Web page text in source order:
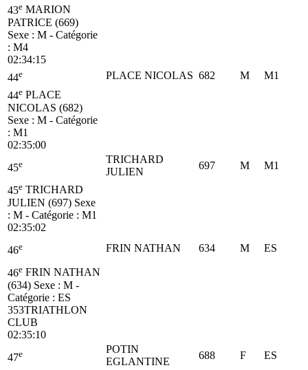
43e MARION
PATRICE (669)
Sexe : M - Catégorie
: M4
02:34:15
44e PLACE NICOLAS 682 M
M1
44e PLACE
NICOLAS (682)
Sexe : M - Catégorie
: M1
02:35:00
45e
TRICHARD
JULIEN
697 M M1
45e TRICHARD
JULIEN (697) Sexe
: M - Catégorie : M1
02:35:02
46e FRIN NATHAN 634 M ES
46e FRIN NATHAN
(634) Sexe : M -
Catégorie : ES
353TRIATHLON
CLUB
02:35:10
47e
POTIN
EGLANTINE
688 F ES